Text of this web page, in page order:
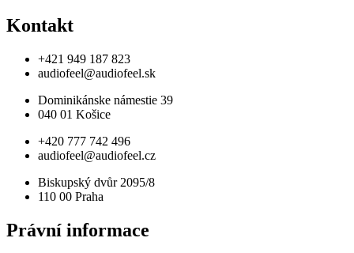
Kontakt
+421 949 187 823
audiofeel@audiofeel.sk
Dominikánske námestie 39
040 01 Košice
+420 777 742 496
audiofeel@audiofeel.cz
Biskupský dvůr 2095/8
110 00 Praha
Právní informace